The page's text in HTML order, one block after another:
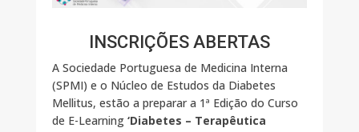
INSCRIÇÕES ABERTAS
A Sociedade Portuguesa de Medicina Interna
(SPMI) e o Núcleo de Estudos da Diabetes
Mellitus, estão a preparar a 1ª Edição do Curso
de E-Learning ‘Diabetes – Terapêutica